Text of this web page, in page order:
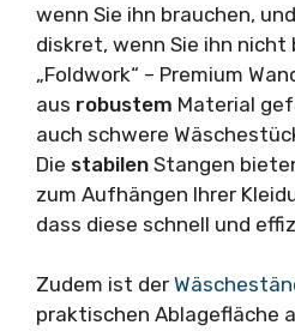
wenn Sie ihn brauchen,
diskret, wenn Sie ihn nicht
„Foldwork“ – Premium
aus robustem Material
auch schwere
Die stabilen Stangen
zum Aufhängen Ihrer
dass diese schnell und
Zudem ist der
praktischen Ablagefläche